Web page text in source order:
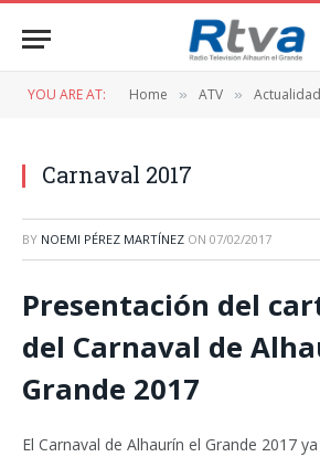
YOU ARE AT: Home » ATV » Actualidad
Carnaval 2017
BY NOEMI PÉREZ MARTÍNEZ ON 07/02/2017
Presentación del
del Carnaval de
Grande 2017
El Carnaval de Alhaurín el Grande 2017